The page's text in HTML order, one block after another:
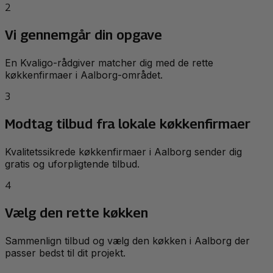
2
Vi gennemgår din opgave
En Kvaligo-rådgiver matcher dig med de rette
køkkenfirmaer i Aalborg-området.
3
Modtag tilbud fra lokale køkkenfirmaer
Kvalitetssikrede køkkenfirmaer i Aalborg sender dig
gratis og uforpligtende tilbud.
4
Vælg den rette køkken
Sammenlign tilbud og vælg den køkken i Aalborg der
passer bedst til dit projekt.